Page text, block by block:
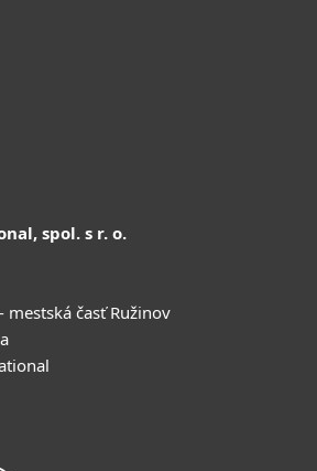
spol. s r. o.
časť Ružinov